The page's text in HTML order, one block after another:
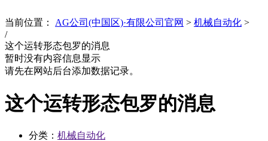
当前位置： AG公司(中国区)·有限公司官网 > 机械自动化 >
/
这个运转形态包罗的消息
暂时没有内容信息显示
请先在网站后台添加数据记录。
这个运转形态包罗的消息
分类： 机械自动化